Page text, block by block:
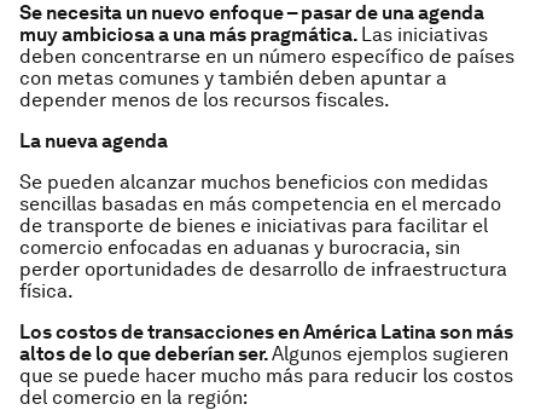
Se necesita un nuevo enfoque – pasar de una agenda
muy ambiciosa a una más pragmática. Las iniciativas
deben concentrarse en un número específico de países
con metas comunes y también deben apuntar a
depender menos de los recursos fiscales.
La nueva agenda
Se pueden alcanzar muchos beneficios con medidas
sencillas basadas en más competencia en el mercado
de transporte de bienes e iniciativas para facilitar el
comercio enfocadas en aduanas y burocracia, sin
perder oportunidades de desarrollo de infraestructura
física.
Los costos de transacciones en América Latina son más
altos de lo que deberían ser.Algunos ejemplos sugieren
que se puede hacer mucho más para reducir los costos
del comercio en la región: